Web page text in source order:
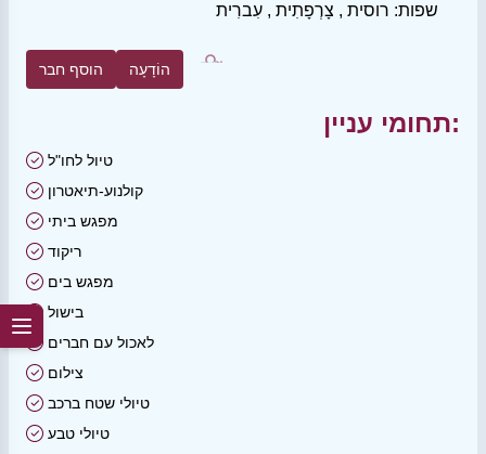
שפות: רוסית , צָרְפָתִית , עִברִית
הוסף חבר הוֹדָעָה
תחומי עניין:
טיול לחו"ל
קולנוע-תיאטרון
מפגש ביתי
ריקוד
מפגש בים
בישול
לאכול עם חברים
צילום
טיולי שטח ברכב
טיולי טבע